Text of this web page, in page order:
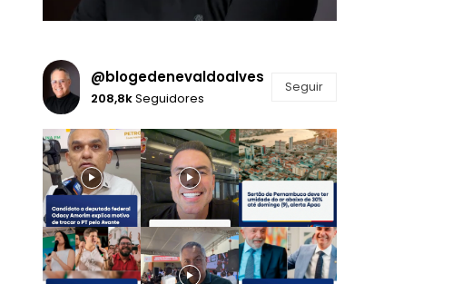
@blogedenevaldoalves
208,8kSeguidores
Seguir